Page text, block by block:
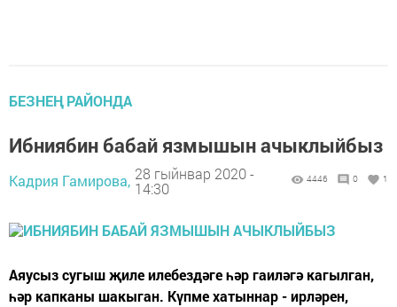
БЕЗНЕҢ РАЙОНДА
Ибниябин бабай язмышын ачыклыйбыз
Кадрия Гамирова, 28 гыйнвар 2020 -
14:30
4446 0 1
Аяусыз сугыш җиле илебездәге һәр гаиләгә кагылган,
һәр капканы шакыган. Күпме хатыннар - ирләрен,